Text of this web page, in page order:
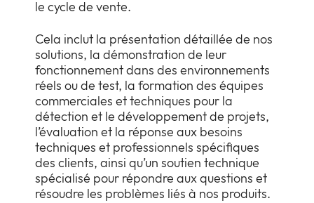
le cycle de vente.
Cela inclut la présentation détaillée de nos
solutions, la démonstration de leur
fonctionnement dans des environnements
réels ou de test, la formation des équipes
commerciales et techniques pour la
détection et le développement de projets,
l’évaluation et la réponse aux besoins
techniques et professionnels spécifiques
des clients, ainsi qu’un soutien technique
spécialisé pour répondre aux questions et
résoudre les problèmes liés à nos produits.